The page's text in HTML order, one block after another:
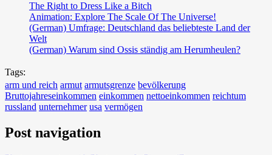
The Right to Dress Like a Bitch
Animation: Explore The Scale Of The Universe!
(German) Umfrage: Deutschland das beliebteste Land der
Welt
(German) Warum sind Ossis ständig am Herumheulen?
Tags:
arm und reich armut armutsgrenze bevölkerung
Bruttojahreseinkommen einkommen nettoeinkommen reichtum
russland unternehmer usa vermögen
Post navigation